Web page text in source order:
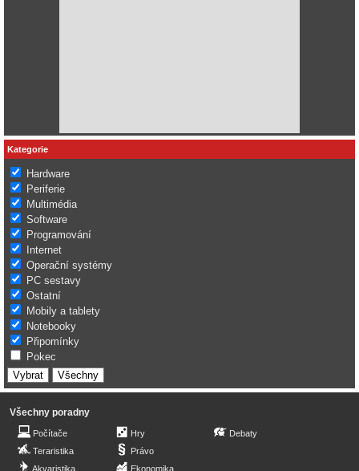
Kategorie
Hardware
Periferie
Multimédia
Software
Programování
Internet
Operační systémy
PC sestavy
Ostatní
Mobily a tablety
Notebooky
Připomínky
Pokec
Všechny poradny
Počítače
Teraristika
Akvaristika
Hry
Právo
Ekonomika
Debaty